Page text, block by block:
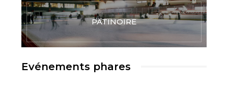
PATINOIRE
Evénements phares